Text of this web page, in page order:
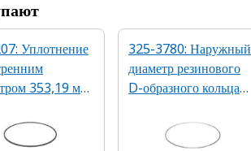
Уплотнение
353,19 мм,
325-3780: Наружный
диаметр резинового
D-образного кольца